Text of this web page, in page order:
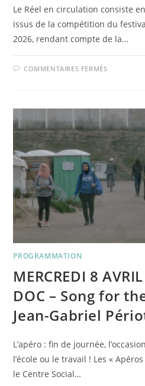
Le Réel en circulation consiste
issus de la compétition du
2026, rendant compte de la…
COMMENTAIRES FERMÉSSUR
CINÉMA
RÉEL
EN
PROGRAMMATION
MERCREDI 8
DOC – Song for
Jean-Gabriel
L’apéro : fin de journée,
l’école ou le travail ! Les «
le Centre Social…